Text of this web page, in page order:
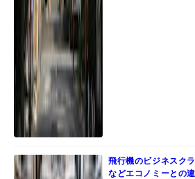
飛行機のビジネスク
などエコノミーとの